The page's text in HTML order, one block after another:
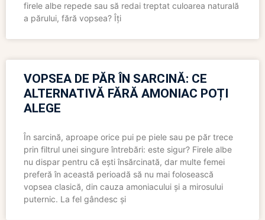
firele albe repede sau să redai treptat culoarea naturală
a părului, fără vopsea? Îți
VOPSEA DE PĂR ÎN SARCINĂ: CE
ALTERNATIVĂ FĂRĂ AMONIAC POȚI
ALEGE
În sarcină, aproape orice pui pe piele sau pe păr trece
prin filtrul unei singure întrebări: este sigur? Firele albe
nu dispar pentru că ești însărcinată, dar multe femei
preferă în această perioadă să nu mai folosească
vopsea clasică, din cauza amoniacului și a mirosului
puternic. La fel gândesc și